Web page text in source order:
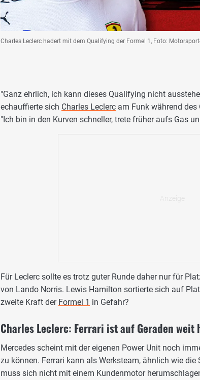
Charles Leclerc hadert mit dem Qualifying der Formel 1, Foto:
"Ganz ehrlich, ich kann dieses Qualifying nicht
echauffierte sich Charles Leclerc am Funk während
"Ich bin in den Kurven schneller, trete früher aufs Gas
Für Leclerc sollte es trotz guter Runde daher nur für
von Lando Norris. Lewis Hamilton sortierte sich auf
zweite Kraft der Formel 1 in Gefahr?
Charles Leclerc: Ferrari ist auf Geraden weit
Mercedes scheint mit der eigenen Power Unit noch
zu können. Ferrari kann als Werksteam, ähnlich wie
muss sich nicht mit einem Kundenmotor